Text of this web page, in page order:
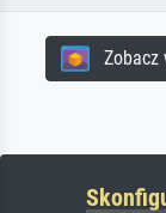
Zobacz